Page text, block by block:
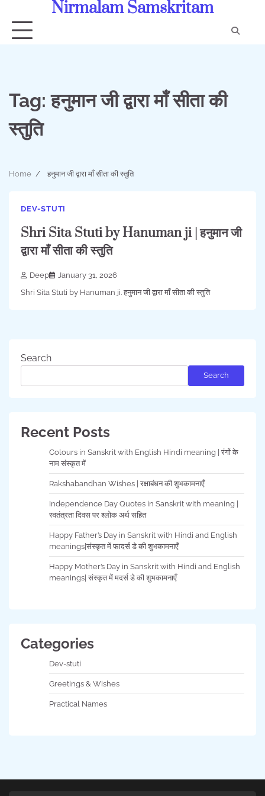
content
Nirmalam Samskritam
Tag:हनुमान जी द्वारा माँ सीता की
स्तुति
Home हनुमान जी द्वारा माँ सीता की स्तुति
DEV-STUTI
Shri Sita Stuti by Hanuman ji | हनुमान जी
द्वारा माँ सीता की स्तुति
Deep
January 31, 2026
Shri Sita Stuti by Hanuman ji. हनुमान जी द्वारा माँ सीता की स्तुति
Search
Search
Recent Posts
Colours in Sanskrit with English Hindi meaning | रंगों के
नाम संस्कृत में
Rakshabandhan Wishes | रक्षाबंधन की शुभकामनाएँ
Independence Day Quotes in Sanskrit with meaning |
स्वतंत्रता दिवस पर श्लोक अर्थ सहित
Happy Father’s Day in Sanskrit with Hindi and English
meanings|संस्कृत में फादर्स डे की शुभकामनाएँ
Happy Mother’s Day in Sanskrit with Hindi and English
meanings| संस्कृत में मदर्स डे की शुभकामनाएँ
Categories
Dev-stuti
Greetings & Wishes
Practical Names